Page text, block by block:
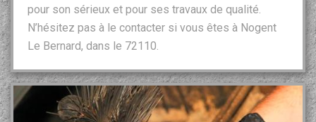
pour son sérieux et pour ses travaux de qualité.
N’hésitez pas à le contacter si vous êtes à Nogent
Le Bernard, dans le 72110.